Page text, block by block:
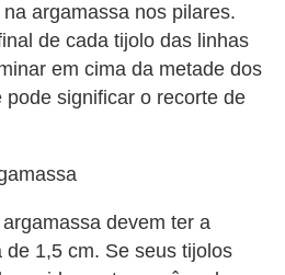
argamassa nos pilares.
de cada tijolo das linhas
em cima da metade dos
significar o recorte de
devem ter a
1,5 cm. Se seus tijolos